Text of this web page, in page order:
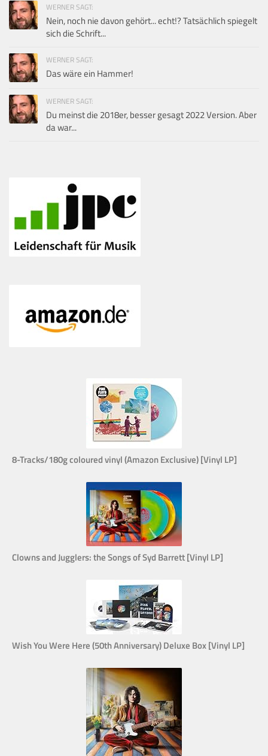
WERNER SAGT:
Nein, noch nie davon gehört... echt!? Tatsächlich spiegelt
sich die Schrift...
WERNER SAGT:
Das wäre ein Hammer!
WERNER SAGT:
Du meinst die 2018er, besser gesagt 2022 Version. Aber
da war...
8-Tracks/180g coloured vinyl (Amazon Exclusive) [Vinyl LP]
Clowns and Jugglers: the Songs of Syd Barrett [Vinyl LP]
Wish You Were Here (50th Anniversary) Deluxe Box [Vinyl LP]